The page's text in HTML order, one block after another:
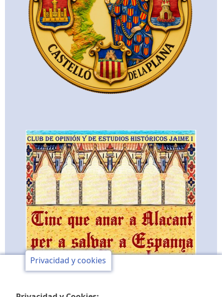
Privacidad y cookies